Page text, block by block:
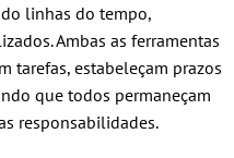
linhas do tempo,
Ambas as ferramentas
tarefas, estabeleçam prazos
que todos permaneçam
responsabilidades.